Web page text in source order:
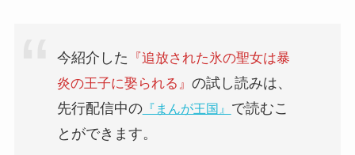
今紹介した 『追放された氷の聖女は暴
炎の王子に娶られる 』 の試し読みは、
先行配信中の『まんが王国』 で読むこ
とができます。